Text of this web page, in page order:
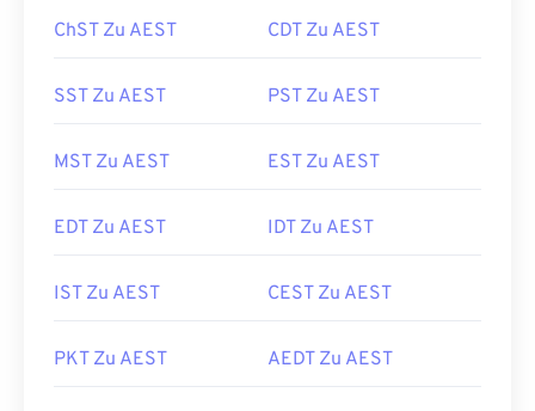
ChST Zu AEST CDT Zu AEST
SST Zu AEST PST Zu AEST
MST Zu AEST EST Zu AEST
EDT Zu AEST IDT Zu AEST
IST Zu AEST CEST Zu AEST
PKT Zu AEST AEDT Zu AEST